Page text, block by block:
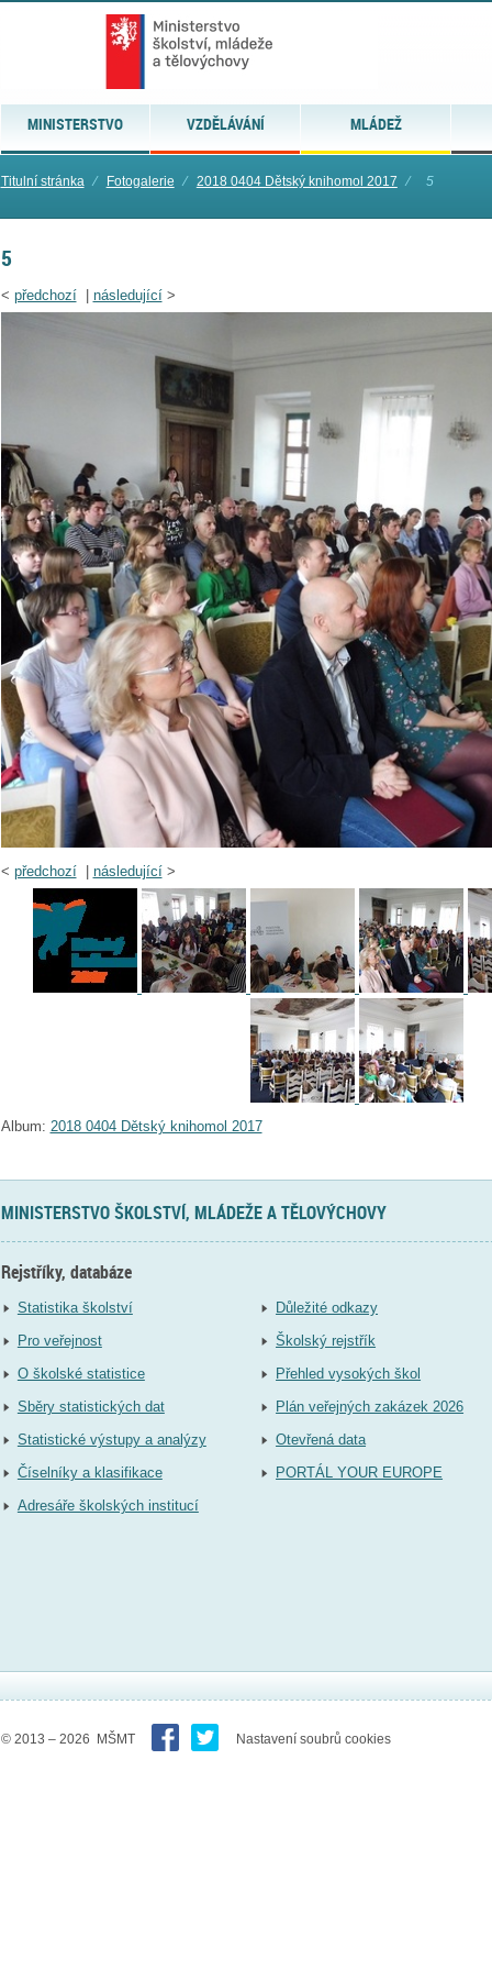
MINISTERSTVO VZDĚLÁVÁNÍ MLÁDEŽ
Titulní stránka ⁄ Fotogalerie ⁄ 2018 0404 Dětský knihomol 2017 ⁄ 5
5
< předchozí| následující>
< předchozí| následující>
Album: 2018 0404 Dětský knihomol 2017
MINISTERSTVO ŠKOLSTVÍ, MLÁDEŽE A TĚLOVÝCHOVY
Rejstříky, databáze
Statistika školství
Pro veřejnost
O školské statistice
Sběry statistických dat
Statistické výstupy a analýzy
Číselníky a klasifikace
Adresáře školských institucí
Důležité odkazy
Školský rejstřík
Přehled vysokých škol
Plán veřejných zakázek 2026
Otevřená data
PORTÁL YOUR EUROPE
© 2013 – 2026 MŠMT Nastavení soubrů cookies